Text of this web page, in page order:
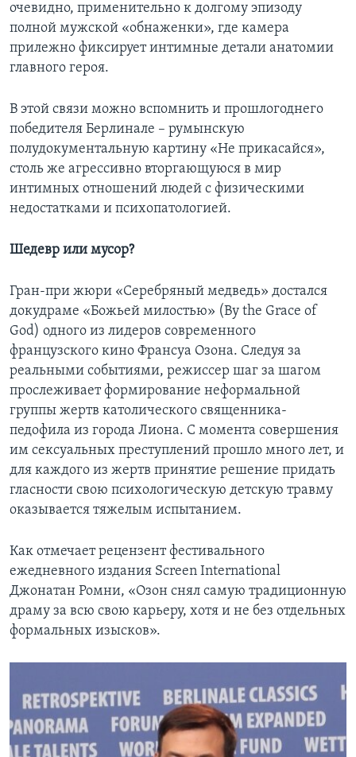
очевидно, применительно к долгому эпизоду
полной мужской «обнаженки», где камера
прилежно фиксирует интимные детали анатомии
главного героя.
В этой связи можно вспомнить и прошлогоднего
победителя Берлинале – румынскую
полудокументальную картину «Не прикасайся»,
столь же агрессивно вторгающуюся в мир
интимных отношений людей с физическими
недостатками и психопатологией.
Шедевр или мусор?
Гран-при жюри «Серебряный медведь» достался
докудраме «Божьей милостью» (By the Grace of
God) одного из лидеров современного
французского кино Франсуа Озона. Следуя за
реальными событиями, режиссер шаг за шагом
прослеживает формирование неформальной
группы жертв католического священника-
педофила из города Лиона. С момента совершения
им сексуальных преступлений прошло много лет, и
для каждого из жертв принятие решение придать
гласности свою психологическую детскую травму
оказывается тяжелым испытанием.
Как отмечает рецензент фестивального
ежедневного издания Screen International
Джонатан Ромни, «Озон снял самую традиционную
драму за всю свою карьеру, хотя и не без отдельных
формальных изысков».